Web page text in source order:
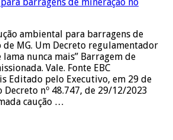
ambiental para barragens de
de MG. Um Decreto regulamentador
nunca mais” Barragem de
Vale. Fonte EBC
Editado pelo Executivo, em 29 de
Decreto nº 48.747, de 29/12/2023
caução …